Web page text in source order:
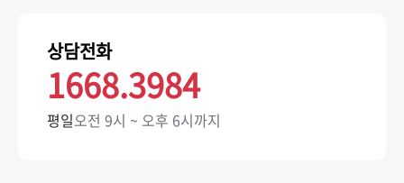
상담전화
1668.3984
평일오전 9시 ~ 오후 6시까지